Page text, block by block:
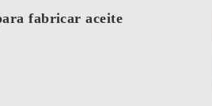
fabricar aceite